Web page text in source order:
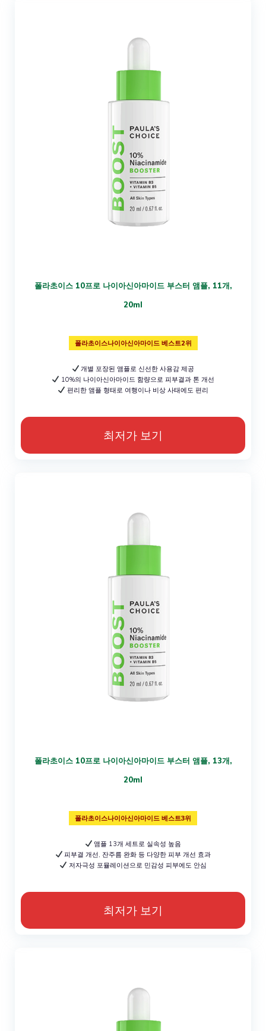
폴라초이스 10프로 나이아신아마이드 부스터 앰플, 11개,
20ml
폴라초이스나이아신아마이드 베스트2위
개별 포장된 앰플로 신선한 사용감 제공
10%의 나이아신아마이드 함량으로 피부결과 톤 개선
편리한 앰플 형태로 여행이나 비상 사태에도 편리
최저가 보기
폴라초이스 10프로 나이아신아마이드 부스터 앰플, 13개,
20ml
폴라초이스나이아신아마이드 베스트3위
앰플 13개 세트로 실속성 높음
피부결 개선, 잔주름 완화 등 다양한 피부 개선 효과
저자극성 포뮬레이션으로 민감성 피부에도 안심
최저가 보기